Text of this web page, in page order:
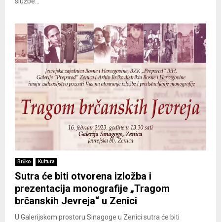
Brčko Kultura
Sutra će biti otvorena izložba i
prezentacija monografije „Tragom
brčanskih Jevreja“ u Zenici
U Galerijskom prostoru Sinagoge u Zenici sutra će biti